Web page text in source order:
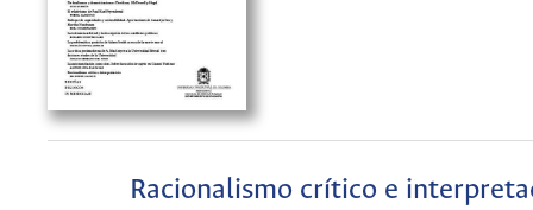
Racionalismo crítico e